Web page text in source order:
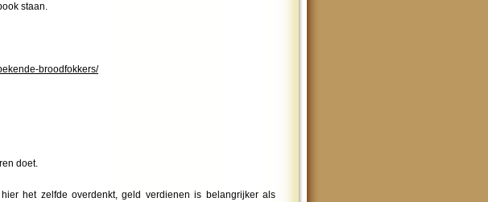
staan.
broodfokkers/
doet.
het zelfde overdenkt, geld verdienen is belangrijker als